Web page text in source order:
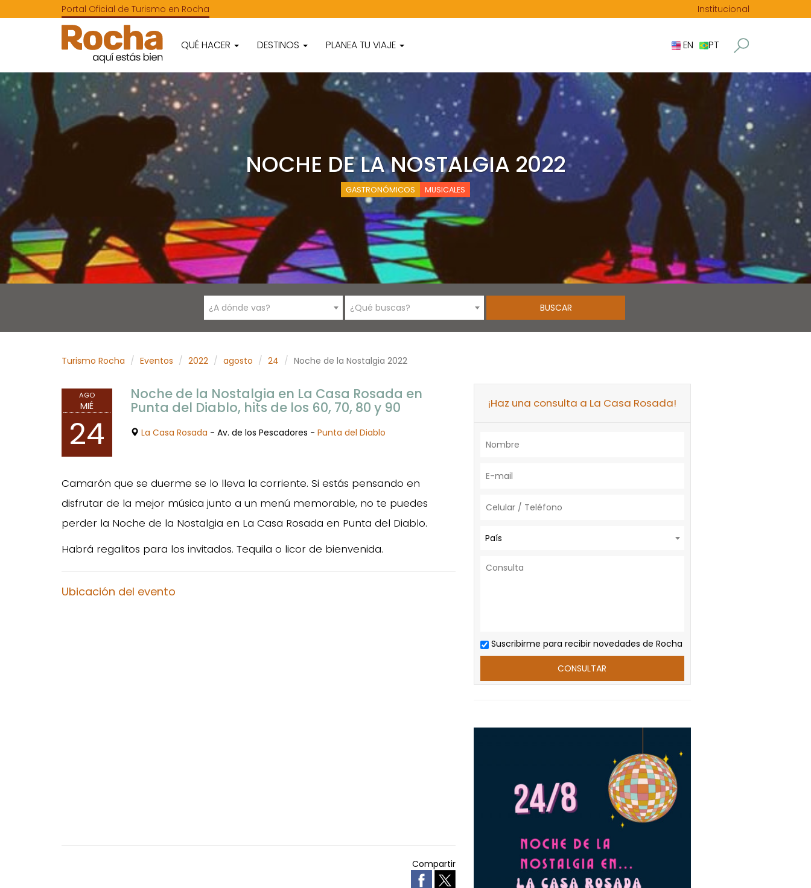
Portal Oficial de Turismo en Rocha Institucional
QUÉ HACER DESTINOS PLANEA TU VIAJE EN PT
NOCHE DE LA NOSTALGIA 2022
GASTRONÓMICOS MUSICALES
¿A dónde vas? ¿Qué buscas?
Turismo Rocha Eventos 2022 agosto 24 Noche de la Nostalgia 2022
AGO
MIÉ
24
Noche de la Nostalgia en La Casa Rosada en
Punta del Diablo, hits de los 60, 70, 80 y 90
La Casa Rosada - Av. de los Pescadores - Punta del Diablo
Camarón que se duerme se lo lleva la corriente. Si estás pensando en
disfrutar de la mejor música junto a un menú memorable, no te puedes
perder la Noche de la Nostalgia en La Casa Rosada en Punta del Diablo.
Habrá regalitos para los invitados. Tequila o licor de bienvenida.
Ubicación del evento
Compartir
¡Haz una consulta a La Casa Rosada!
País
Suscribirme para recibir novedades de Rocha